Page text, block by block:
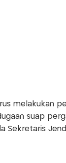
melakukan
suap
Sekretaris